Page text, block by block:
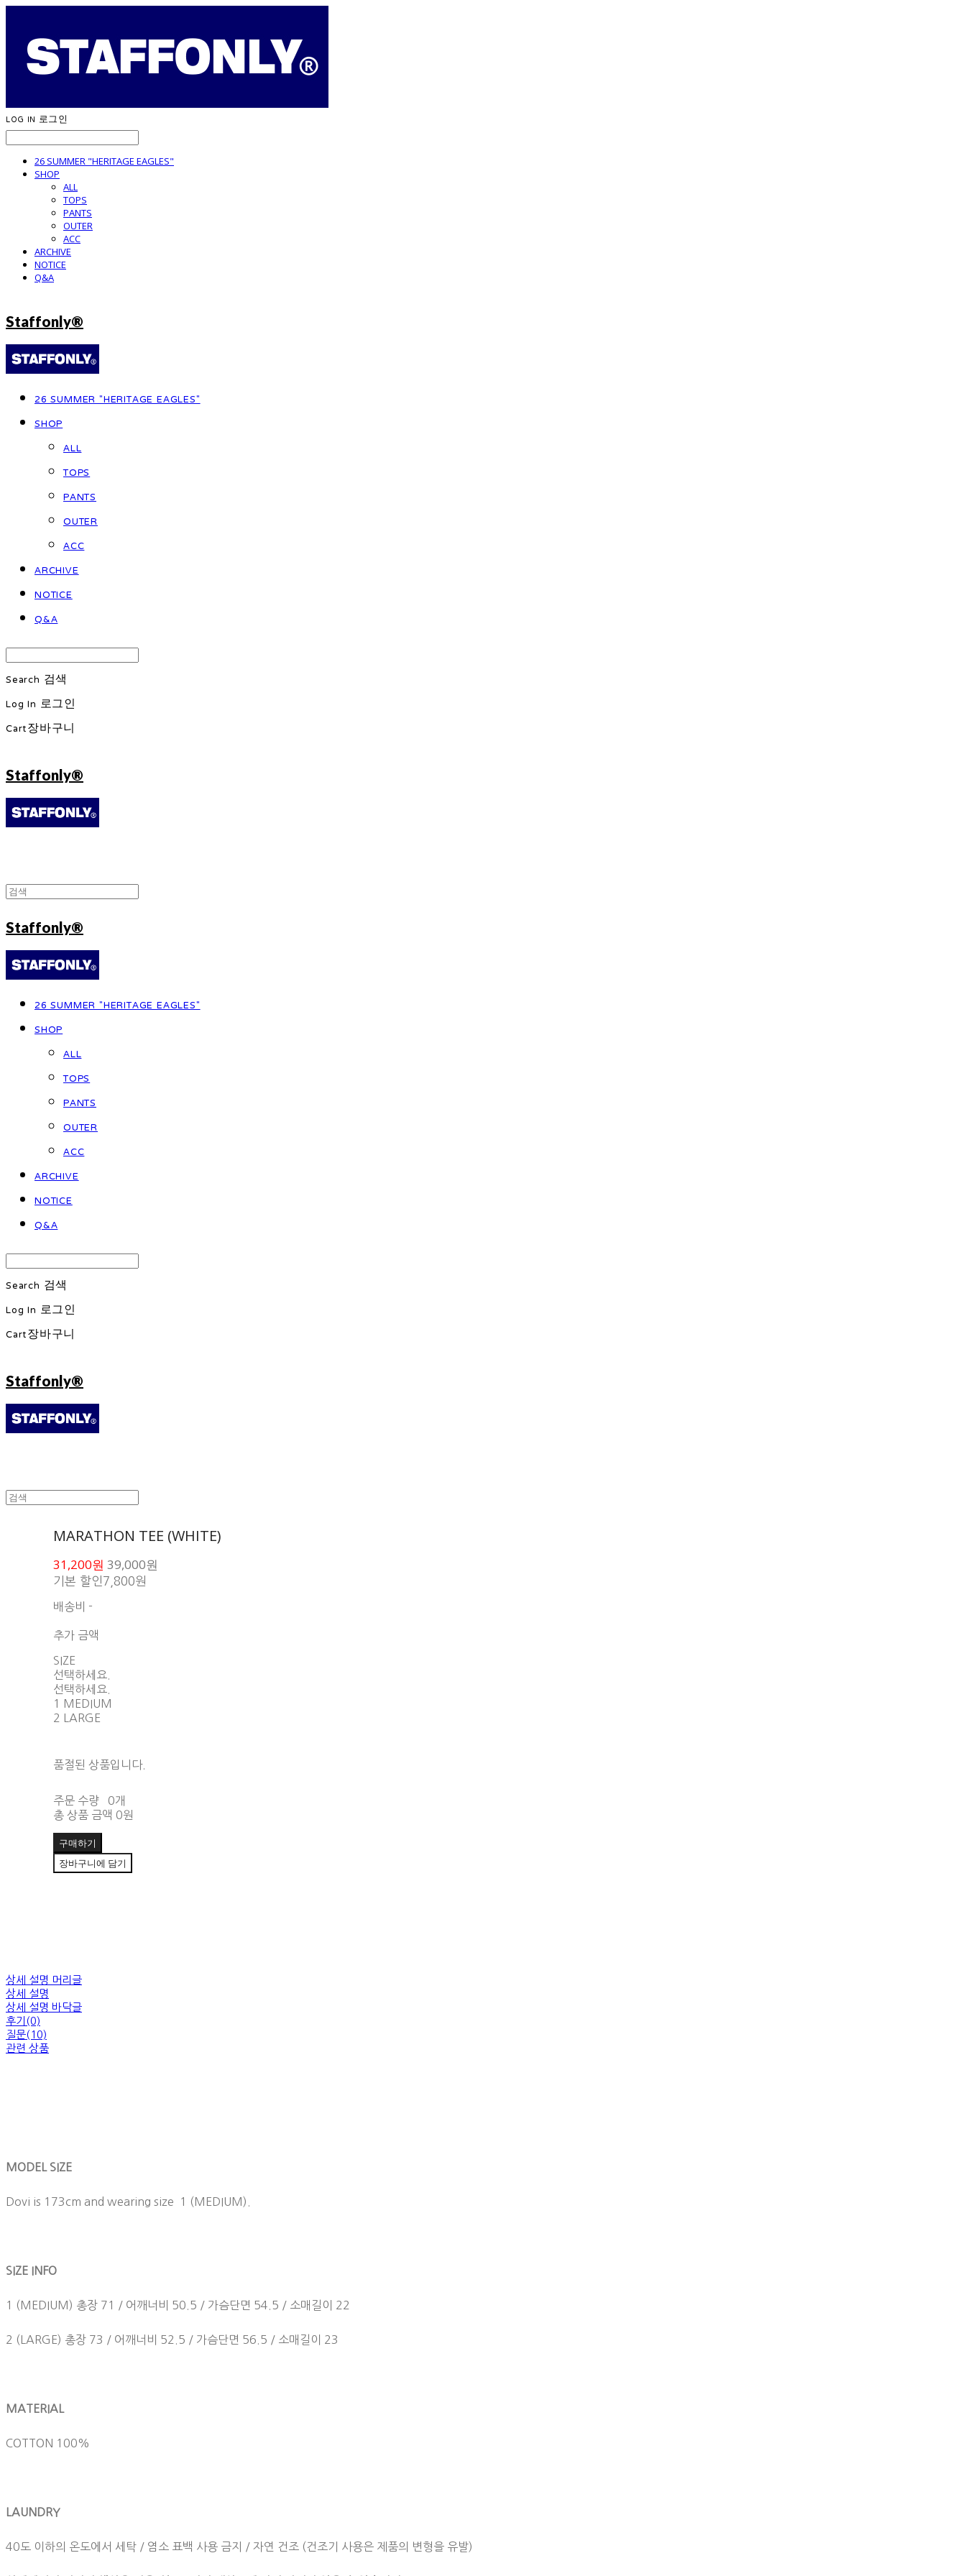
LOG IN 로그인
26 SUMMER "HERITAGE EAGLES"
SHOP
ALL
TOPS
PANTS
OUTER
ACC
ARCHIVE
NOTICE
Q&A
Staffonly®
26 SUMMER "HERITAGE EAGLES"
SHOP
ALL
TOPS
PANTS
OUTER
ACC
ARCHIVE
NOTICE
Q&A
Search 검색
Log In 로그인
Cart장바구니
Staffonly®
Staffonly®
26 SUMMER "HERITAGE EAGLES"
SHOP
ALL
TOPS
PANTS
OUTER
ACC
ARCHIVE
NOTICE
Q&A
Search 검색
Log In 로그인
Cart장바구니
Staffonly®
MARATHON TEE (WHITE)
31,200원39,000원
기본 할인7,800원
배송비 -
추가 금액
SIZE
선택하세요.
선택하세요.
1 MEDIUM
2 LARGE
품절된 상품입니다.
주문 수량
0개
총 상품 금액 0원
구매하기
장바구니에 담기
상세 설명 머리글
상세 설명
상세 설명 바닥글
후기(0)
질문(10)
관련 상품
MODEL SIZE
Dovi is 173cm and wearing size 1 (MEDIUM).
SIZE INFO
1 (MEDIUM) 총장 71 / 어깨너비 50.5 / 가슴단면 54.5 / 소매길이 22
2 (LARGE) 총장 73 / 어깨너비 52.5 / 가슴단면 56.5 / 소매길이 23
MATERIAL
COTTON 100%
LAUNDRY
40도 이하의 온도에서 세탁 / 염소 표백 사용 금지 / 자연 건조 (건조기 사용은 제품의 변형을 유발)